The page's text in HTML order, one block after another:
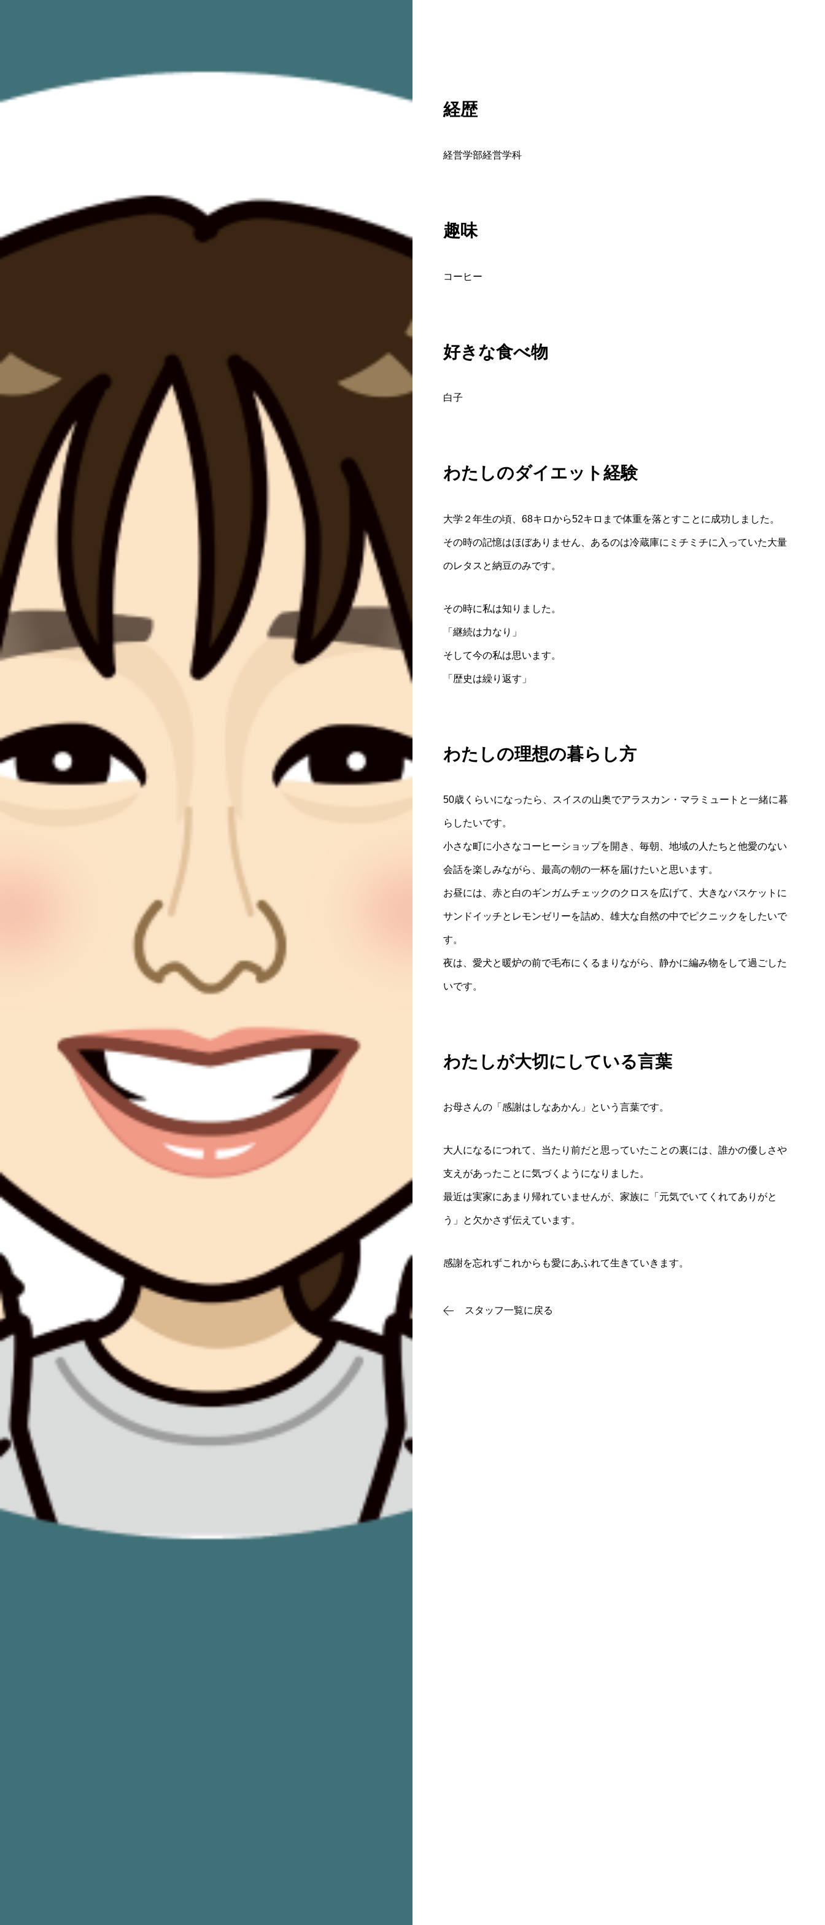
WHO WE ARE
SERVICE
価値を創造し、価値を高め、価値を提供する
RECRUIT
MEMBER
ロンバードのさまざまな「わたし」を紹介
経歴
経営学部経営学科
趣味
コーヒー
好きな食べ物
白子
わたしのダイエット経験
大学２年生の頃、68キロから52キロまで体重を落とすことに成功しました。
その時の記憶はほぼありません、あるのは冷蔵庫にミチミチに入っていた大量
のレタスと納豆のみです。
その時に私は知りました。
「継続は力なり」
そして今の私は思います。
「歴史は繰り返す」
わたしの理想の暮らし方
50歳くらいになったら、スイスの山奥でアラスカン・マラミュートと一緒に暮
らしたいです。
小さな町に小さなコーヒーショップを開き、毎朝、地域の人たちと他愛のない
会話を楽しみながら、最高の朝の一杯を届けたいと思います。
お昼には、赤と白のギンガムチェックのクロスを広げて、大きなバスケットに
サンドイッチとレモンゼリーを詰め、雄大な自然の中でピクニックをしたいで
す。
夜は、愛犬と暖炉の前で毛布にくるまりながら、静かに編み物をして過ごした
いです。
わたしが大切にしている言葉
お母さんの「感謝はしなあかん」という言葉です。
大人になるにつれて、当たり前だと思っていたことの裏には、誰かの優しさや
支えがあったことに気づくようになりました。
最近は実家にあまり帰れていませんが、家族に「元気でいてくれてありがと
う」と欠かさず伝えています。
感謝を忘れずこれからも愛にあふれて生きていきます。
スタッフ一覧に戻る